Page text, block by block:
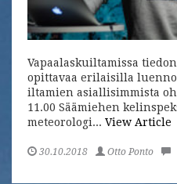
Vapaalaskuiltamissa
opittavaa erilaisilla
iltamien asiallisimmista
11.00 Säämiehen
meteorologi... View Article
30.10.2018 Otto Ponto